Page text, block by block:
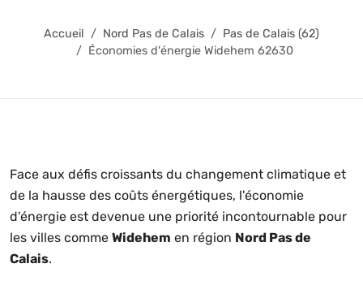
Accueil Nord Pas de Calais
Pas de Calais (62)
Économies d'énergie Widehem 62630
Face aux défis croissants du changement climatique et
de la hausse des coûts énergétiques, l'économie
d'énergie est devenue une priorité incontournable pour
les villes comme Widehem en région Nord Pas de
Calais.